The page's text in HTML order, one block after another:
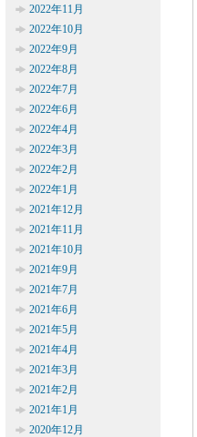
2022年11月
2022年10月
2022年9月
2022年8月
2022年7月
2022年6月
2022年4月
2022年3月
2022年2月
2022年1月
2021年12月
2021年11月
2021年10月
2021年9月
2021年7月
2021年6月
2021年5月
2021年4月
2021年3月
2021年2月
2021年1月
2020年12月